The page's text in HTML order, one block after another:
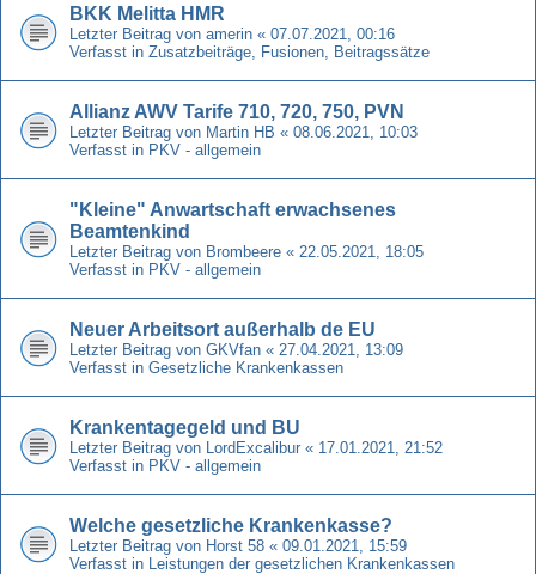
BKK Melitta HMR
Letzter Beitrag von amerin « 07.07.2021, 00:16
Verfasst in Zusatzbeiträge, Fusionen, Beitragssätze
Allianz AWV Tarife 710, 720, 750, PVN
Letzter Beitrag von Martin HB « 08.06.2021, 10:03
Verfasst in PKV - allgemein
"Kleine" Anwartschaft erwachsenes
Beamtenkind
Letzter Beitrag von Brombeere « 22.05.2021, 18:05
Verfasst in PKV - allgemein
Neuer Arbeitsort außerhalb de EU
Letzter Beitrag von GKVfan « 27.04.2021, 13:09
Verfasst in Gesetzliche Krankenkassen
Krankentagegeld und BU
Letzter Beitrag von LordExcalibur « 17.01.2021, 21:52
Verfasst in PKV - allgemein
Welche gesetzliche Krankenkasse?
Letzter Beitrag von Horst 58 « 09.01.2021, 15:59
Verfasst in Leistungen der gesetzlichen Krankenkassen